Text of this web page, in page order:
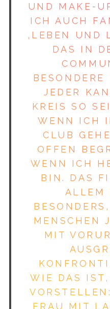
UND MAKE-
ICH AUCH
‚LEBEN UND
DAS IN
JEDER
KREIS SO
WENN ICH
CLUB
OFFEN
ENN ICH
IN. DAS
LLEM
ESONDERS,
ENSCHEN
IT
IE DAS IST,
ORSTELLEN:
RAU MIT